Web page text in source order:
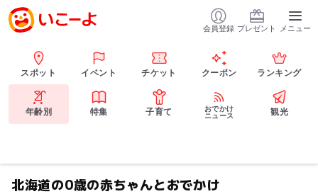
会員登録 プレゼント メニュー
スポット イベント チケット クーポン ランキング
年齢別 特集 子育て
おでかけ
ニュース
観光
北海道の0歳の赤ちゃんとおでかけ